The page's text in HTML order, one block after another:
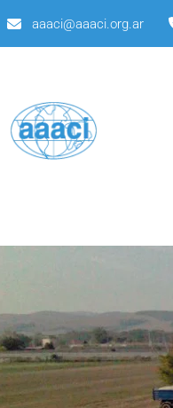
aaaci@aaaci.org.ar